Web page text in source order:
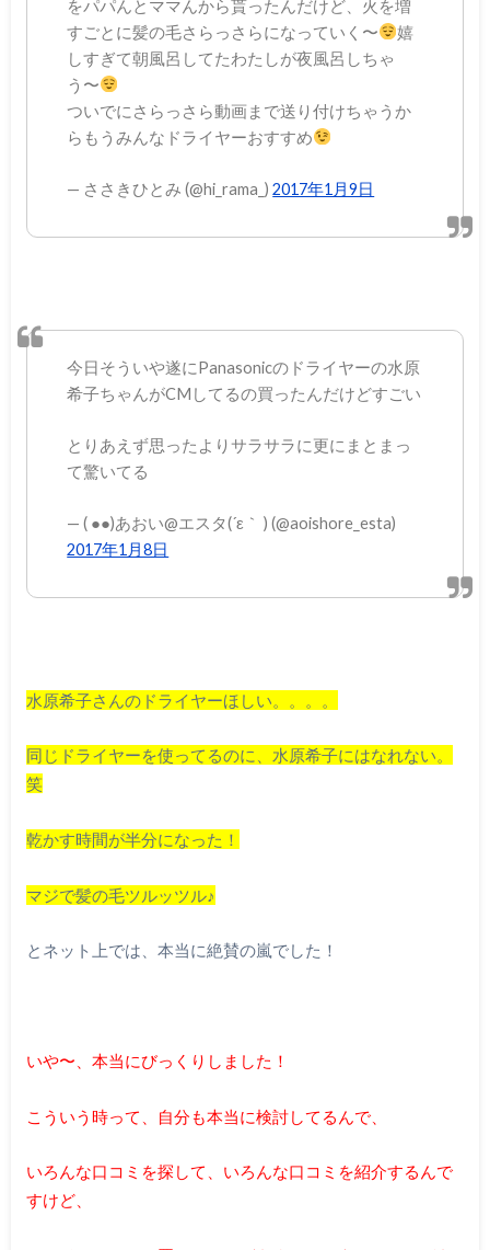
をパパんとママんから貰ったんだけど、火を増
すごとに髪の毛さらっさらになっていく〜
嬉
しすぎて朝風呂してたわたしが夜風呂しちゃ
う〜
ついでにさらっさら動画まで送り付けちゃうか
らもうみんなドライヤーおすすめ
— ささきひとみ (@hi_rama_)2017年1月9日
今日そういや遂にPanasonicのドライヤーの水原
希子ちゃんがCMしてるの買ったんだけどすごい
とりあえず思ったよりサラサラに更にまとまっ
て驚いてる
— ( ●●)あおい@エスタ(´ε｀ ) (@aoishore_esta)
2017年1月8日
水原希子さんのドライヤーほしい。。。。
同じドライヤーを使ってるのに、水原希子にはなれない。
笑
乾かす時間が半分になった！
マジで髪の毛ツルッツル♪
とネット上では、本当に絶賛の嵐でした！
いや〜、本当にびっくりしました！
こういう時って、自分も本当に検討してるんで、
いろんな口コミを探して、いろんな口コミを紹介するんで
すけど、